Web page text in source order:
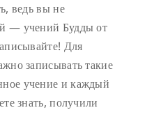
ведь вы не
— учений Будды от
Для
записывать такие
учение и каждый
знать, получили